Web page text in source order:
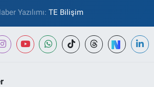
Yazılımı: TE Bilişim